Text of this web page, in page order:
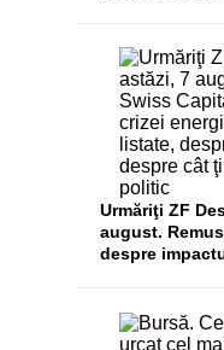
Urmăriţi ZF
august.
despre